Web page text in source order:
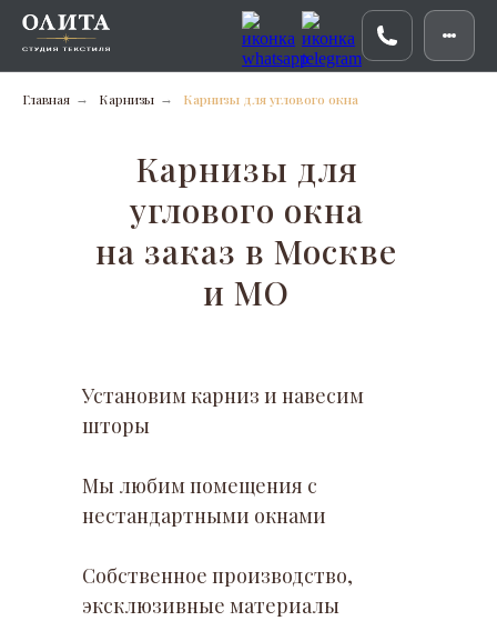
Главная → Карнизы → Карнизы для углового окна
Карнизы для
углового окна
на заказ в Москве
и МО
Установим карниз и навесим
шторы
Мы любим помещения с
нестандартными окнами
Собственное производство,
эксклюзивные материалы